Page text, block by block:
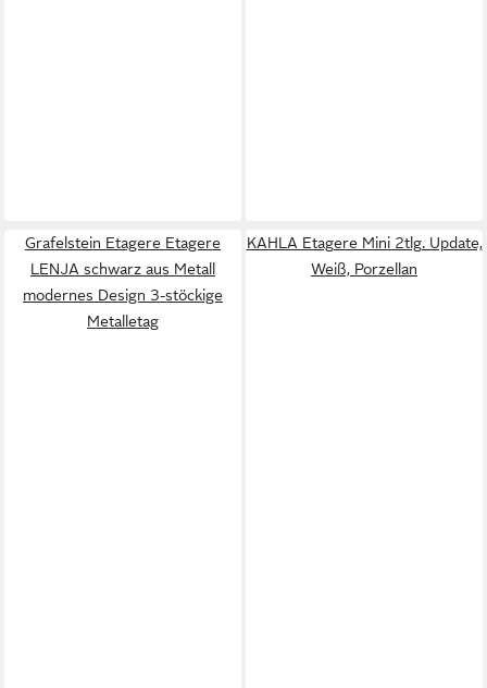
Grafelstein Etagere Etagere
LENJA schwarz aus Metall
modernes Design 3-stöckige
Metalletag
KAHLA Etagere Mini 2tlg. Update,
Weiß, Porzellan